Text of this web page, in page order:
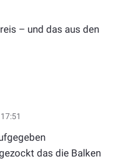
– und das aus den
das die Balken